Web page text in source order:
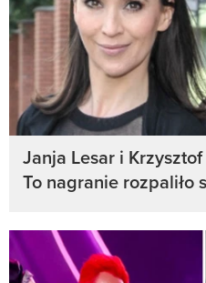
Janja Lesar i
To nagranie rozpaliło